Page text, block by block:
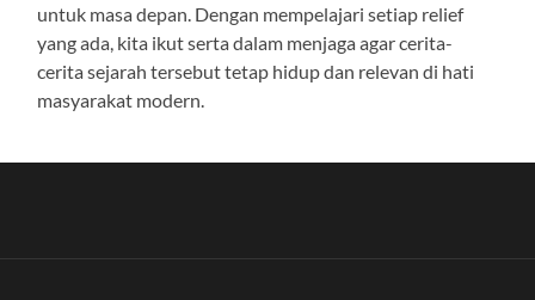
untuk masa depan. Dengan mempelajari setiap relief
yang ada, kita ikut serta dalam menjaga agar cerita-
cerita sejarah tersebut tetap hidup dan relevan di hati
masyarakat modern.